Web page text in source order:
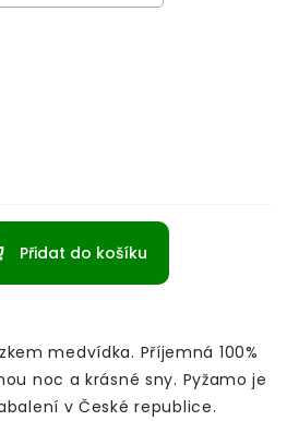
Přidat do košíku
medvídka. Příjemná 100%
noc a krásné sny. Pyžamo je
v České republice.